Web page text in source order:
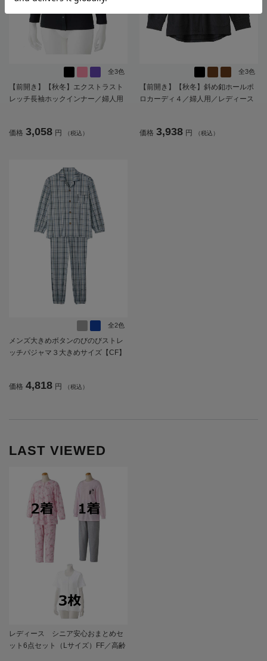
全3色
【前開き】【秋冬】エクストラスト
レッチ長袖ホックインナー／婦人用
価格 3,058 円 （税込）
全3色
【前開き】【秋冬】斜め釦ホールポ
ロカーディ４／婦人用／レディース
価格 3,938 円 （税込）
全2色
メンズ大きめボタンのびのびストレ
ッチパジャマ３大きめサイズ【CF】
価格 4,818 円 （税込）
LAST VIEWED
レディース シニア安心おまとめセ
ット6点セット（Lサイズ）FF／高齢